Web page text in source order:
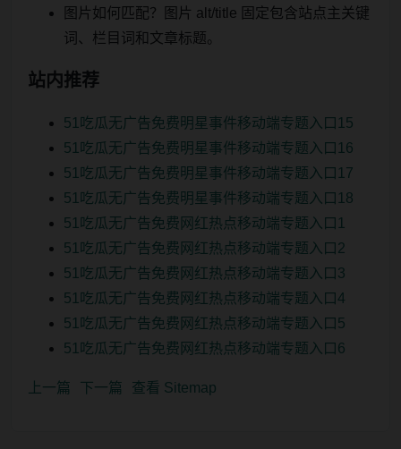
图片如何匹配？图片 alt/title 固定包含站点主关键
词、栏目词和文章标题。
站内推荐
51吃瓜无广告免费明星事件移动端专题入口15
51吃瓜无广告免费明星事件移动端专题入口16
51吃瓜无广告免费明星事件移动端专题入口17
51吃瓜无广告免费明星事件移动端专题入口18
51吃瓜无广告免费网红热点移动端专题入口1
51吃瓜无广告免费网红热点移动端专题入口2
51吃瓜无广告免费网红热点移动端专题入口3
51吃瓜无广告免费网红热点移动端专题入口4
51吃瓜无广告免费网红热点移动端专题入口5
51吃瓜无广告免费网红热点移动端专题入口6
上一篇 下一篇 查看 Sitemap